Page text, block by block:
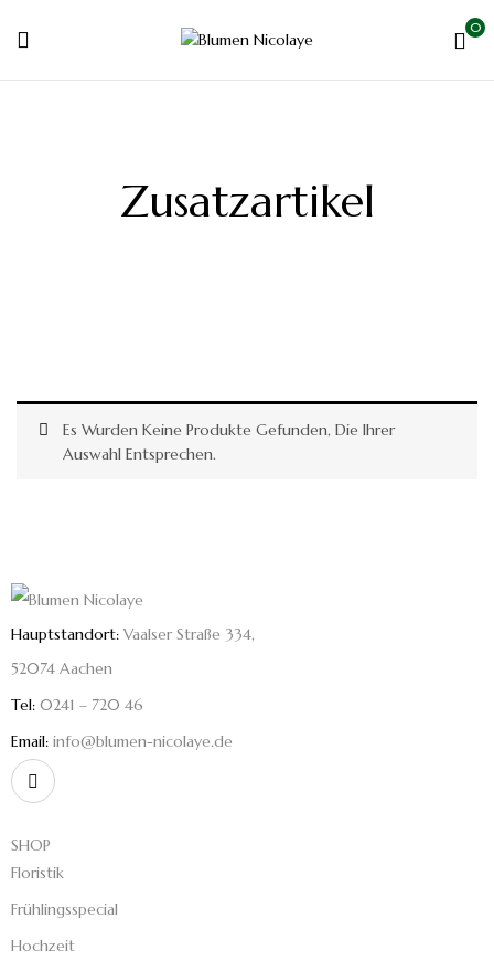
0
Zusatzartikel
Es Wurden Keine Produkte Gefunden, Die Ihrer
Auswahl Entsprechen.
Hauptstandort: Vaalser Straße 334,
52074 Aachen
Tel: 0241 – 720 46
Email: info@blumen-nicolaye.de
SHOP
Floristik
Frühlingsspecial
Hochzeit